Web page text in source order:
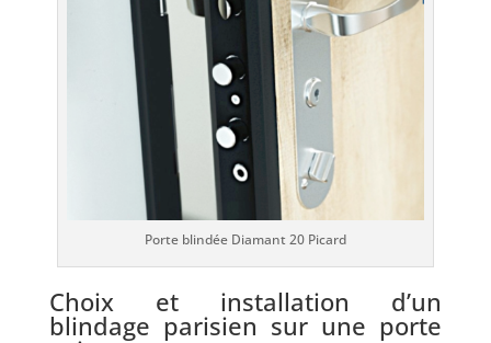
Porte blindée Diamant 20 Picard
Choix et installation d’un
blindage parisien sur une porte